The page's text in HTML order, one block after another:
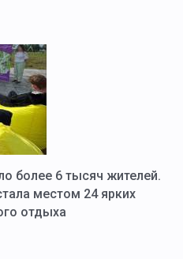
более 6 тысяч жителей.
местом 24 ярких
отдыха